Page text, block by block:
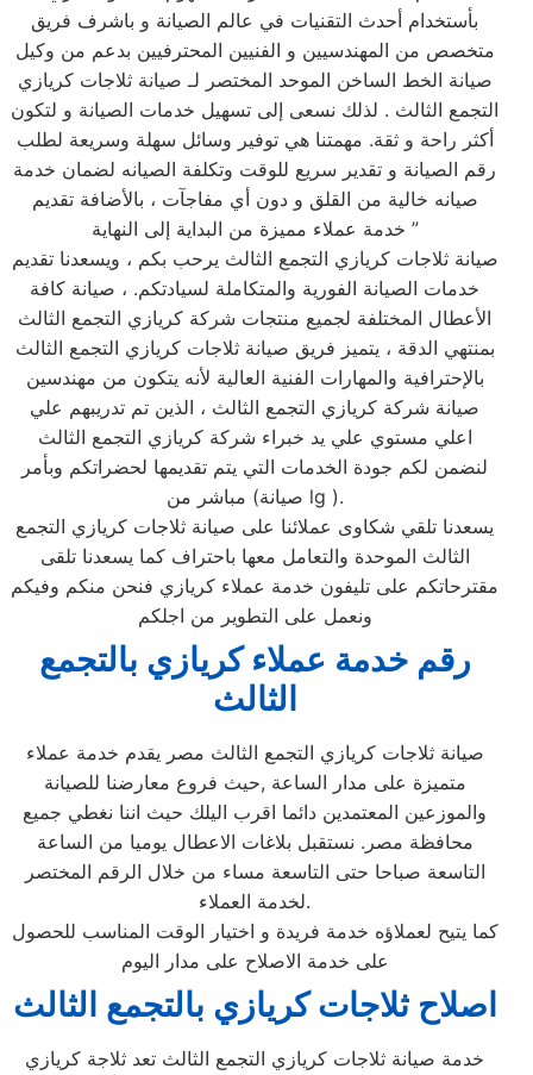
بأستخدام أحدث التقنيات في عالم الصيانة و باشرف فريق
متخصص من المهندسيين و الفنيين المحترفيين بدعم من وكيل
صيانة الخط الساخن الموحد المختصر لـ صيانة ثلاجات كريازي
التجمع الثالث . لذلك نسعى إلى تسهيل خدمات الصيانة و لتكون
أكثر راحة و ثقة. مهمتنا هي توفير وسائل سهلة وسريعة لطلب
رقم الصيانة و تقدير سريع للوقت وتكلفة الصيانه لضمان خدمة
صيانه خالية من القلق و دون أي مفاجآت ، بالأضافة تقديم
خدمة عملاء مميزة من البداية إلى النهاية ”
صيانة ثلاجات كريازي التجمع الثالث يرحب بكم ، ويسعدنا تقديم
خدمات الصيانة الفورية والمتكاملة لسيادتكم. ، صيانة كافة
الأعطال المختلفة لجميع منتجات شركة كريازي التجمع الثالث
بمنتهي الدقة ، يتميز فريق صيانة ثلاجات كريازي التجمع الثالث
بالإحترافية والمهارات الفنية العالية لأنه يتكون من مهندسين
صيانة شركة كريازي التجمع الثالث ، الذين تم تدريبهم علي
اعلي مستوي علي يد خبراء شركة كريازي التجمع الثالث
لنضمن لكم جودة الخدمات التي يتم تقديمها لحضراتكم وبأمر
مباشر من (صيانة lg ).
يسعدنا تلقي شكاوى عملائنا على صيانة ثلاجات كريازي التجمع
الثالث الموحدة والتعامل معها باحتراف كما يسعدنا تلقى
مقترحاتكم على تليفون خدمة عملاء كريازي فنحن منكم وفيكم
ونعمل على التطوير من اجلكم
رقم خدمة عملاء كريازي بالتجمع
الثالث
صيانة ثلاجات كريازي التجمع الثالث مصر يقدم خدمة عملاء
متميزة على مدار الساعة ,حيث فروع معارضنا للصيانة
والموزعين المعتمدين دائما اقرب اليلك حيث اننا نغطي جميع
محافظة مصر. نستقبل بلاغات الاعطال يوميا من الساعة
التاسعة صباحا حتى التاسعة مساء من خلال الرقم المختصر
لخدمة العملاء.
كما يتيح لعملاؤه خدمة فريدة و اختيار الوقت المناسب للحصول
على خدمة الاصلاح على مدار اليوم
اصلاح ثلاجات كريازي بالتجمع الثالث
خدمة صيانة ثلاجات كريازي التجمع الثالث تعد ثلاجة كريازي